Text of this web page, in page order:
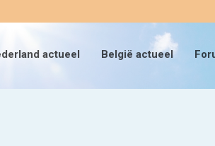
actueel België actueel